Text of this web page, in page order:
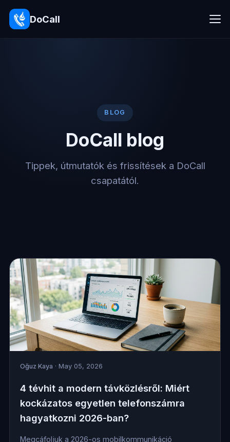
DoCall
BLOG
DoCall blog
Tippek, útmutatók és frissítések a DoCall
csapatától.
Oğuz Kaya · May 05, 2026
4 tévhit a modern távközlésről: Miért
kockázatos egyetlen telefonszámra
hagyatkozni 2026-ban?
Megcáfoljuk a 2026-os mobilkommunikáció